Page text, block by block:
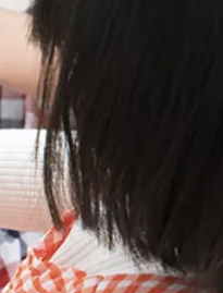
ト
社宅
躍中